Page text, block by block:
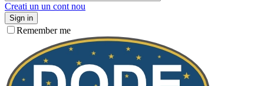
Creati un un cont nou
Sign in
Remember me